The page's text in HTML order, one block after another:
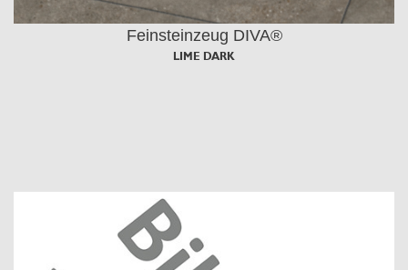
Feinsteinzeug DIVA®
LIME DARK